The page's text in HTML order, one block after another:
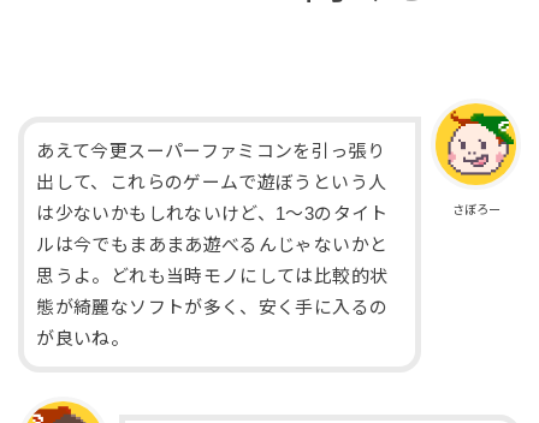
さぼろー
あえて今更スーパーファミコンを引っ張り
出して、これらのゲームで遊ぼうという人
は少ないかもしれないけど、1～3のタイト
ルは今でもまあまあ遊べるんじゃないかと
思うよ。どれも当時モノにしては比較的状
態が綺麗なソフトが多く、安く手に入るの
が良いね。